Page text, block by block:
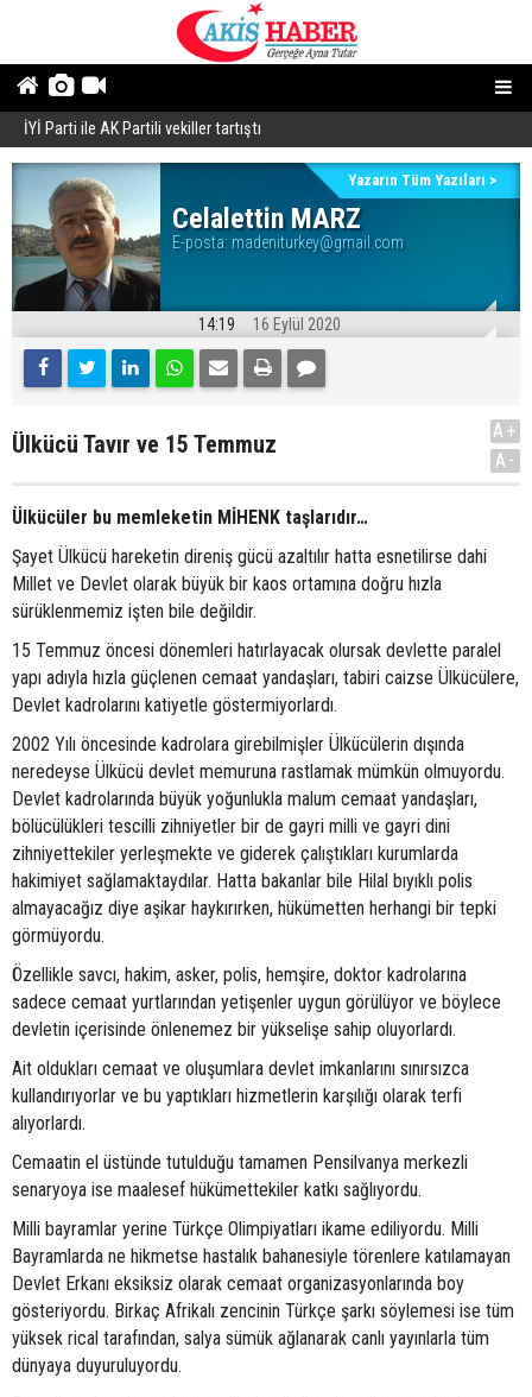
İYİ Parti ile AK Partili vekiller tartıştı
Celalettin MARZ
E-posta: madeniturkey@gmail.com
Yazarın Tüm Yazıları >
14:19 16 Eylül 2020
Ülkücü Tavır ve 15 Temmuz
A+
A-
Ülkücüler bu memleketin MİHENK taşlarıdır…
Şayet Ülkücü hareketin direniş gücü azaltılır hatta esnetilirse dahi
Millet ve Devlet olarak büyük bir kaos ortamına doğru hızla
sürüklenmemiz işten bile değildir.
15 Temmuz öncesi dönemleri hatırlayacak olursak devlette paralel
yapı adıyla hızla güçlenen cemaat yandaşları, tabiri caizse Ülkücülere,
Devlet kadrolarını katiyetle göstermiyorlardı.
2002 Yılı öncesinde kadrolara girebilmişler Ülkücülerin dışında
neredeyse Ülkücü devlet memuruna rastlamak mümkün olmuyordu.
Devlet kadrolarında büyük yoğunlukla malum cemaat yandaşları,
bölücülükleri tescilli zihniyetler bir de gayri milli ve gayri dini
zihniyettekiler yerleşmekte ve giderek çalıştıkları kurumlarda
hakimiyet sağlamaktaydılar. Hatta bakanlar bile Hilal bıyıklı polis
almayacağız diye aşikar haykırırken, hükümetten herhangi bir tepki
görmüyordu.
Özellikle savcı, hakim, asker, polis, hemşire, doktor kadrolarına
sadece cemaat yurtlarından yetişenler uygun görülüyor ve böylece
devletin içerisinde önlenemez bir yükselişe sahip oluyorlardı.
Ait oldukları cemaat ve oluşumlara devlet imkanlarını sınırsızca
kullandırıyorlar ve bu yaptıkları hizmetlerin karşılığı olarak terfi
alıyorlardı.
Cemaatin el üstünde tutulduğu tamamen Pensilvanya merkezli
senaryoya ise maalesef hükümettekiler katkı sağlıyordu.
Milli bayramlar yerine Türkçe Olimpiyatları ikame ediliyordu. Milli
Bayramlarda ne hikmetse hastalık bahanesiyle törenlere katılamayan
Devlet Erkanı eksiksiz olarak cemaat organizasyonlarında boy
gösteriyordu. Birkaç Afrikalı zencinin Türkçe şarkı söylemesi ise tüm
yüksek rical tarafından, salya sümük ağlanarak canlı yayınlarla tüm
dünyaya duyuruluyordu.